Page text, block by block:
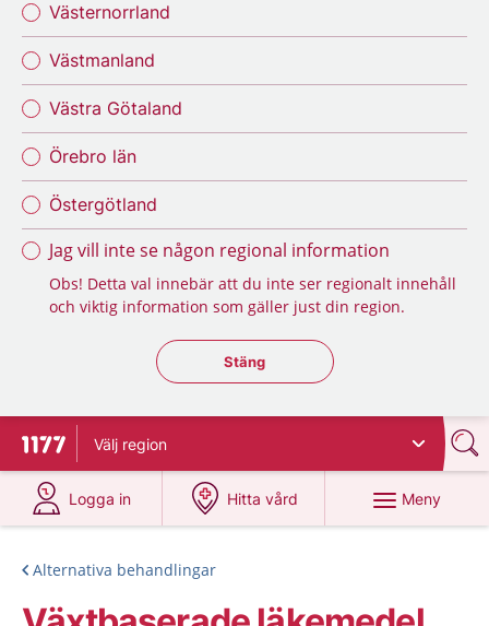
Västernorrland
Västmanland
Västra Götaland
Örebro län
Östergötland
Jag vill inte se någon regional information
Obs! Detta val innebär att du inte ser regionalt innehåll
och viktig information som gäller just din region.
Stäng regionsväljaren
Stäng
Till startsidan för 1177
Välj region
Logga in
på 1177.se
Hitta vård
på 1177.se
Meny
Alternativa behandlingar